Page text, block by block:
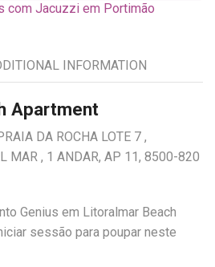
com Jacuzzi em Portimão
INFORMATION
Apartment
DA ROCHA LOTE 7 ,
MAR , 1 ANDAR, AP 11, 8500-820
Genius em Litoralmar Beach
sessão para poupar neste